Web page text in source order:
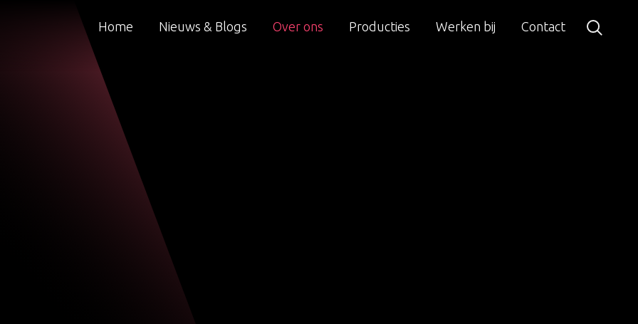
Zoeken
Home Nieuws & Blogs Over ons Producties Werken bij Contact